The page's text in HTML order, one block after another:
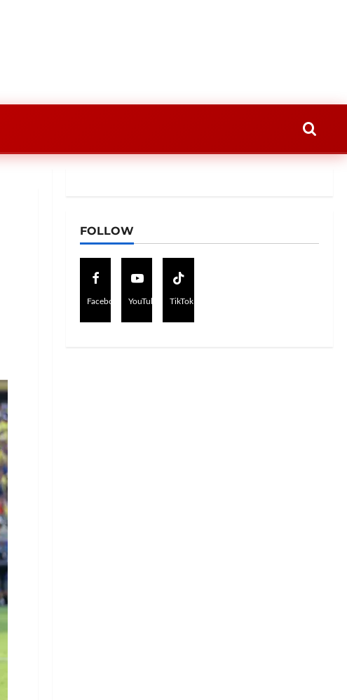
FOLLOW
Facebook YouTube TikTok